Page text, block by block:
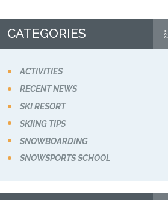
CATEGORIES
ACTIVITIES
RECENT NEWS
SKI RESORT
SKIING TIPS
SNOWBOARDING
SNOWSPORTS SCHOOL